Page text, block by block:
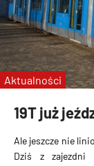
19T już
Ale jeszcze nie
Dziś z zajezdni
Aktualności